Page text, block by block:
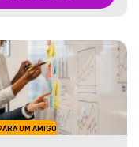
UM AMIGO